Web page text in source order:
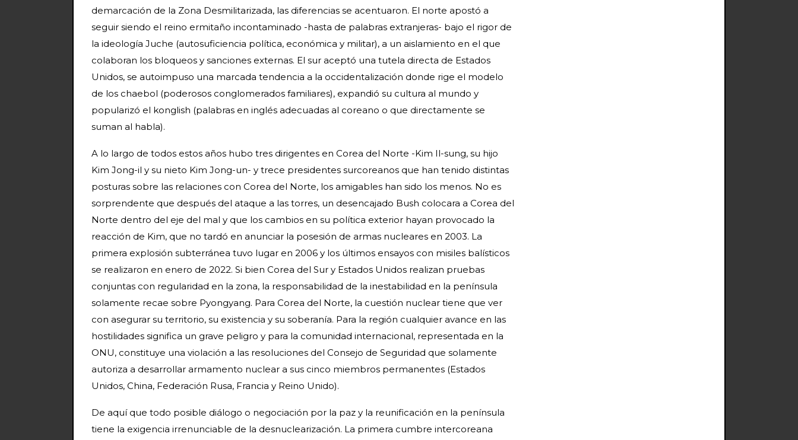
demarcación de la Zona Desmilitarizada, las diferencias se acentuaron. El norte apostó a
seguir siendo el reino ermitaño incontaminado -hasta de palabras extranjeras- bajo el rigor de
la ideología Juche (autosuficiencia política, económica y militar), a un aislamiento en el que
colaboran los bloqueos y sanciones externas. El sur aceptó una tutela directa de Estados
Unidos, se autoimpuso una marcada tendencia a la occidentalización donde rige el modelo
de los chaebol (poderosos conglomerados familiares), expandió su cultura al mundo y
popularizó el konglish (palabras en inglés adecuadas al coreano o que directamente se
suman al habla).
A lo largo de todos estos años hubo tres dirigentes en Corea del Norte -Kim Il-sung, su hijo
Kim Jong-il y su nieto Kim Jong-un- y trece presidentes surcoreanos que han tenido distintas
posturas sobre las relaciones con Corea del Norte, los amigables han sido los menos. No es
sorprendente que después del ataque a las torres, un desencajado Bush colocara a Corea del
Norte dentro del eje del mal y que los cambios en su política exterior hayan provocado la
reacción de Kim, que no tardó en anunciar la posesión de armas nucleares en 2003. La
primera explosión subterránea tuvo lugar en 2006 y los últimos ensayos con misiles balísticos
se realizaron en enero de 2022. Si bien Corea del Sur y Estados Unidos realizan pruebas
conjuntas con regularidad en la zona, la responsabilidad de la inestabilidad en la península
solamente recae sobre Pyongyang. Para Corea del Norte, la cuestión nuclear tiene que ver
con asegurar su territorio, su existencia y su soberanía. Para la región cualquier avance en las
hostilidades significa un grave peligro y para la comunidad internacional, representada en la
ONU, constituye una violación a las resoluciones del Consejo de Seguridad que solamente
autoriza a desarrollar armamento nuclear a sus cinco miembros permanentes (Estados
Unidos, China, Federación Rusa, Francia y Reino Unido).
De aquí que todo posible diálogo o negociación por la paz y la reunificación en la península
tiene la exigencia irrenunciable de la desnuclearización. La primera cumbre intercoreana